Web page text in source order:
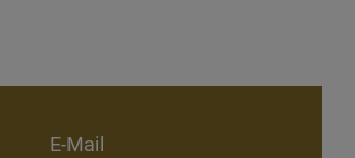
E-Mail